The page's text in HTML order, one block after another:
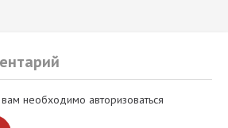
необходимо авторизоваться